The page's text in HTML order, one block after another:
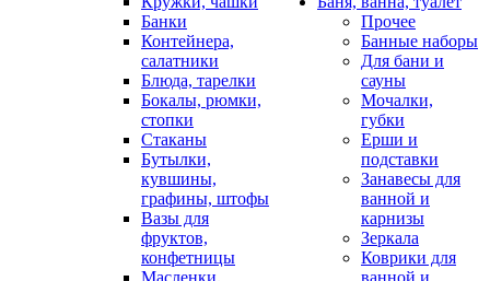
Банки
Контейнера,
салатники
Блюда, тарелки
Бокалы, рюмки,
стопки
Стаканы
Бутылки,
кувшины,
графины, штофы
Вазы для
фруктов,
конфетницы
Масленки,
Прочее
Банные наборы
Для бани и
сауны
Мочалки,
губки
Ерши и
подставки
Занавесы для
ванной и
карнизы
Зеркала
Коврики для
ванной и